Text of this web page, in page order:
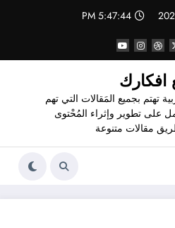
5:47:45 PM
افكارك
تهتم بجميع المَقالات التي تهم
على تطوير وإثراء المُحْتوى
مقالات متنوعة